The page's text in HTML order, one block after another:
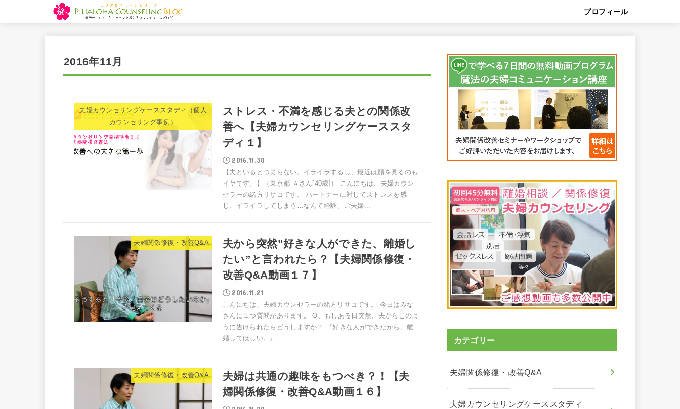
プロフィール
2016年11月
夫婦カウンセリングケーススタディ（個人
カウンセリング事例）
ストレス・不満を感じる夫との関係改
善へ【夫婦カウンセリングケーススタ
ディ１】
2016.11.30
【夫といるとつまらない。イライラするし、最近は顔を見るのも
イヤです。】（東京都 Ａさん[40歳]） こんにちは、夫婦カウン
セラーの緒方リサコです。 パートナーに対してストレスを感
じ、イライラしてしまう…なんて経験、ご夫婦...
夫婦関係修復・改善Q&A
夫から突然”好きな人ができた、離婚し
たい”と言われたら？【夫婦関係修復・
改善Q&A動画１７】
2016.11.21
こんにちは、夫婦カウンセラーの緒方リサコです。 今日はみな
さんに１つ質問があります。 Q、もしある日突然、夫からこのよ
うに告げられたらどうしますか？ 『好きな人ができたから、離
婚してほしい。』
夫婦関係修復・改善Q&A
夫婦は共通の趣味をもつべき？！【夫
婦関係修復・改善Q&A動画１６】
カテゴリー
夫婦関係修復・改善Q&A
夫婦カウンセリングケーススタディ